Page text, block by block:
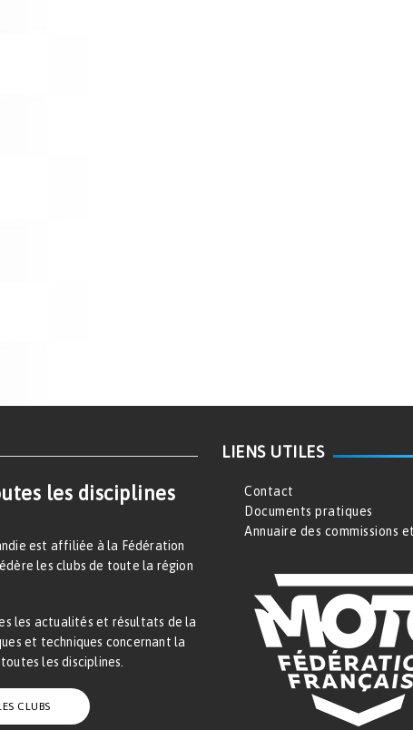
les disciplines
est affiliée à la Fédération
les clubs de toute la région
les actualités et résultats de la
et techniques concernant la
les disciplines.
CLUBS
LIENS UTILES
Contact
Documents pratiques
Annuaire des commissions